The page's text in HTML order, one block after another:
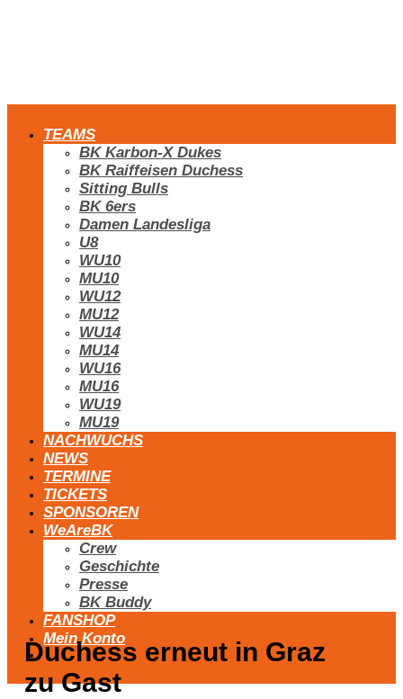
TEAMS
BK Karbon-X Dukes
BK Raiffeisen Duchess
Sitting Bulls
BK 6ers
Damen Landesliga
U8
WU10
MU10
WU12
MU12
WU14
MU14
WU16
MU16
WU19
MU19
NACHWUCHS
NEWS
TERMINE
TICKETS
SPONSOREN
WeAreBK
Crew
Geschichte
Presse
BK Buddy
FANSHOP
Mein Konto
Duchess erneut in Graz
zu Gast